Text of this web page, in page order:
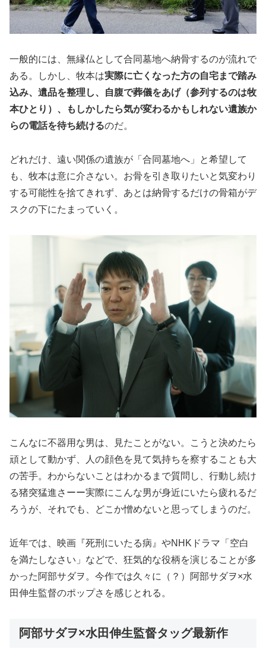
一般的には、無縁仏として合同墓地へ納骨するのが流れで
ある。しかし、牧本は実際に亡くなった方の自宅まで踏み
込み、遺品を整理し、自腹で葬儀をあげ（参列するのは牧
本ひとり）、もしかしたら気が変わるかもしれない遺族か
らの電話を待ち続けるのだ。
どれだけ、遠い関係の遺族が「合同墓地へ」と希望して
も、牧本は意に介さない。お骨を引き取りたいと気変わり
する可能性を捨てきれず、あとは納骨するだけの骨箱がデ
スクの下にたまっていく。
こんなに不器用な男は、見たことがない。こうと決めたら
頑として動かず、人の顔色を見て気持ちを察することも大
の苦手。わからないことはわかるまで質問し、行動し続け
る猪突猛進さーー実際にこんな男が身近にいたら疲れるだ
ろうが、それでも、どこか憎めないと思ってしまうのだ。
近年では、映画『死刑にいたる病』やNHKドラマ「空白
を満たしなさい」などで、狂気的な役柄を演じることが多
かった阿部サダヲ。今作では久々に（？）阿部サダヲ×水
田伸生監督のポップさを感じとれる。
阿部サダヲ×水田伸生監督タッグ最新作